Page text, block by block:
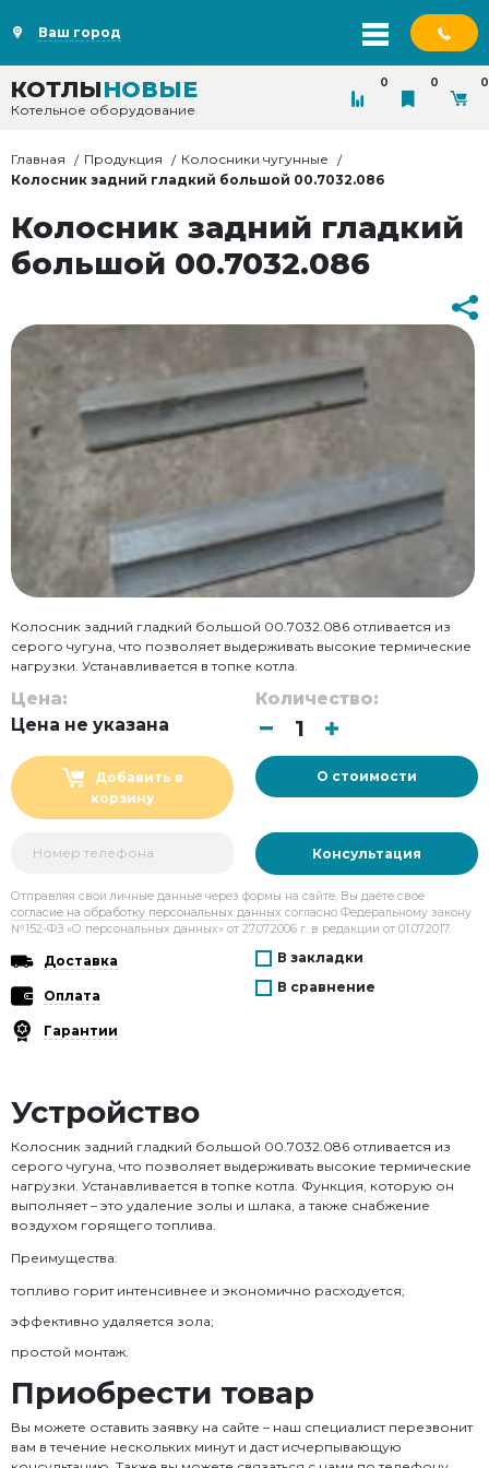
Ваш город
КОТЛЫНОВЫЕ
Котельное оборудование
0 0 0
Главная Продукция
Колосники чугунные
Колосник задний гладкий большой 00.7032.086
Колосник задний гладкий
большой 00.7032.086
Колосник задний гладкий большой 00.7032.086 отливается из
серого чугуна, что позволяет выдерживать высокие термические
нагрузки. Устанавливается в топке котла.
Цена:
Цена не указана
Количество:
Добавить в
корзину
О стоимости
Консультация
Отправляя свои личные данные через формы на сайте, Вы даёте своё
согласие на обработку персональных данных согласно Федеральному закону
№152-ФЗ «О персональных данных» от 27.07.2006 г. в редакции от 01.07.2017.
Доставка
Оплата
Гарантии
В закладки
В сравнение
Устройство
Колосник задний гладкий большой 00.7032.086 отливается из
серого чугуна, что позволяет выдерживать высокие термические
нагрузки. Устанавливается в топке котла. Функция, которую он
выполняет – это удаление золы и шлака, а также снабжение
воздухом горящего топлива.
Преимущества:
топливо горит интенсивнее и экономично расходуется;
эффективно удаляется зола;
простой монтаж.
Приобрести товар
Вы можете оставить заявку на сайте – наш специалист перезвонит
вам в течение нескольких минут и даст исчерпывающую